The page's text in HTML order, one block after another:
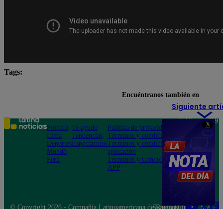
X
Tags:
Siguiente
Encuéntranos también en
Política
Lima
Deportes
Mundo
Perú
Te ayudo
Tendencias
Espectáculos
Política de privacidad
Términos y condiciones
Términos y condiciones
aplicación
Términos y Condiciones
APP
Teléfono: 219
Av. San
Felipe 968
Jesús María
© Copyright 2026 - Compañía Latinoamericana de Radio Difusión S.A.
Síguenos